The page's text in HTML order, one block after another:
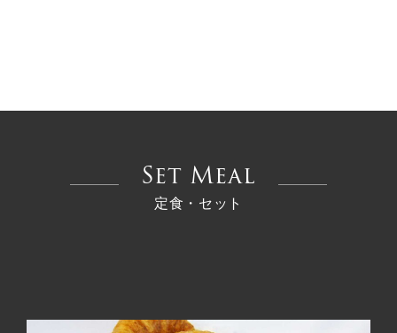
Set Meal
定食・セット